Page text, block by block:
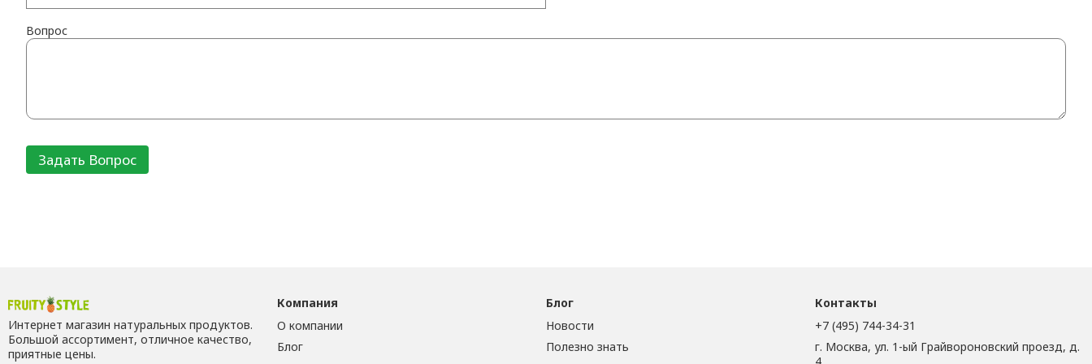
Вопрос
Интернет магазин натуральных продуктов.
Большой ассортимент, отличное качество,
приятные цены.
Компания
О компании
Блог
Блог
Новости
Полезно знать
Контакты
+7 (495) 744-34-31
г. Москва, ул. 1-ый Грайвороновский проезд, д.